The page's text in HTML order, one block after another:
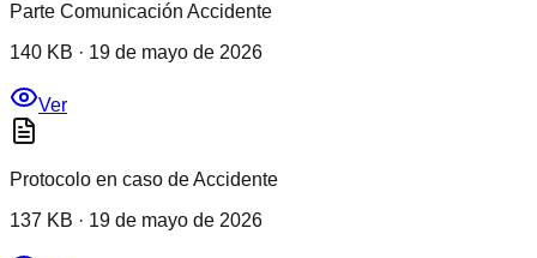
Parte Comunicación Accidente
140 KB · 19 de mayo de 2026
Ver
Protocolo en caso de Accidente
137 KB · 19 de mayo de 2026